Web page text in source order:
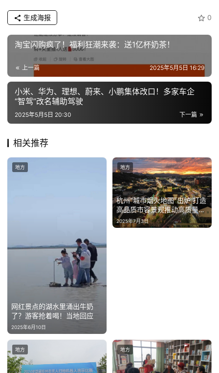
0
生成海报
淘宝闪购疯了！福利狂潮来袭：送1亿杯奶茶！
上一篇 2025年5月5日 16:29
小米、华为、理想、蔚来、小鹏集体改口！多家车企
“智驾”改名辅助驾驶
下一篇
2025年5月5日 20:30
相关推荐
网红景点的湖水里涌出牛奶
了？游客抢着喝！当地回应
2025年6月10日
地方
杭州“城市烟火地图”出炉 打造
高品质市容景观推动高质量发
展
2025年7月3日
地方
地方 地方